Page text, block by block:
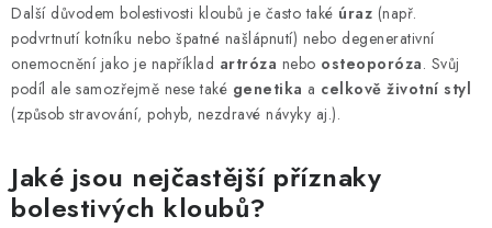
Další důvodem bolestivosti kloubů je často také úraz (např.
podvrtnutí kotníku nebo špatné našlápnutí) nebo degenerativní
onemocnění jako je například artróza nebo osteoporóza. Svůj
podíl ale samozřejmě nese také genetika a celkově životní styl
(způsob stravování, pohyb, nezdravé návyky aj.).
Jaké jsou nejčastější příznaky
bolestivých kloubů?